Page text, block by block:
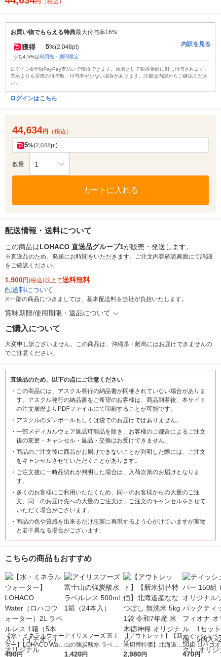
円 （税込）
お買い物でもらえる特典最大付与率16%
獲得 5%(2,048pt)
うち4.5%は利用先・期間限定
内訳を見る
ログイン&全額PayPay支払いで獲得できます。原則として税抜金額に対し付与されます。
表示よりも実際の付与数、付与率が少ない場合があります。詳細は内訳からご確認くださ
い。
ログインはこちら
44,634円 （税込）
5%(2,048pt)
数量 1
カートに入れる
配送情報・送料について
この商品はLOHACO 直送品グループ1が販売・発送します。
※直送品のため、発送にお時間をいただきます。ご注文内容確認画面にて詳細
をご確認ください。
1,900円(税込)以上で送料無料
配送料について
※一部の商品につきましては、基本配送料を当社が負担いたします。
賞味期限/使用期限・返品について
ご購入について
大変申し訳ございません。この商品は、沖縄県・離島にはお届けできませんの
でご注意ください。
直送品のため、以下の点にご注意ください
・ この商品には、アスクル発行の納品書が同梱されていない場合がありま
す。アスクル発行の納品書をご希望のお客様は、商品到着後、本サイト
の注文履歴よりPDFファイルにて印刷することが可能です。
・ アスクルのダンボールもしくは袋でのお届けではありません。
・ 一部メディカルウェア返品可能品を除き、お客様のご都合によるご注文
後の変更・キャンセル・返品・交換はお受けできません。
・ 商品のご注文後に商品がお届けできないことが判明した際には、ご注文
をキャンセルさせていただくことがあります。
・ ご注文後に一時品切れが判明した場合は、入荷次第のお届けとなりま
す。
・ 多くのお客様にご利用いただくため、同一のお客様からの大量のご注
文、同一のお届け先への大量のご注文は、ご注文のキャンセルをさせて
いただく場合がございます。
・ 商品の色や質感を出来るだけ忠実に再現するよう心がけていますが実物
と若干異なる場合がございます。
こちらの商品もおすすめ
【水・ミネラルウォー
ター】LOHACO Wate
r（ロハコウォータ
490円
アイリスフーズ 富士
山の強炭酸水 ラベル
レス 500ml 1箱（24
1,420円
【アウトレット】【新
米切替特価】北海道産
ななつぼし 無洗米 5k
2,980円
ティッシュペ
50組 ロハコ
ルソフトパッ
470円